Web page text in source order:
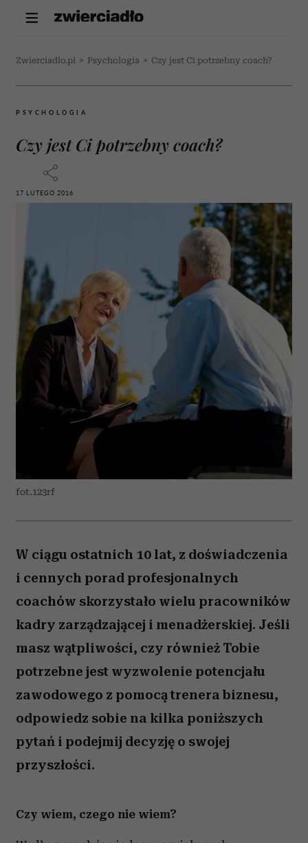
Zwierciadlo.pl > Psychologia > Czy jest Ci potrzebny coach?
PSYCHOLOGIA
Czy jest Ci potrzebny coach?
17 LUTEGO 2016
fot.123rf
W ciągu ostatnich 10 lat, z doświadczenia
i cennych porad profesjonalnych
coachów skorzystało wielu pracowników
kadry zarządzającej i menadżerskiej. Jeśli
masz wątpliwości, czy również Tobie
potrzebne jest wyzwolenie potencjału
zawodowego z pomocą trenera biznesu,
odpowiedz sobie na kilka poniższych
pytań i podejmij decyzję o swojej
przyszłości.
Czy wiem, czego nie wiem?